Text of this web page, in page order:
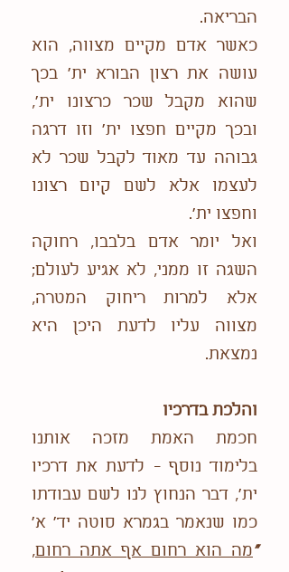
הבריאה.
כאשר אדם מקיים מצווה, הוא
עושה את רצון הבורא ית' בכך
שהוא מקבל שכר כרצונו ית',
ובכך מקיים חפצו ית' וזו דרגה
גבוהה עד מאוד לקבל שכר לא
לעצמו אלא לשם קיום רצונו
וחפצו ית'.
ואל יומר אדם בלבבו, רחוקה
השגה זו ממני, לא אגיע לעולם;
אלא למרות ריחוק המטרה,
מצווה עליו לדעת היכן היא
נמצאת.
והלכת בדרכיו
חכמת האמת מזכה אותנו
בלימוד נוסף - לדעת את דרכיו
ית', דבר הנחוץ לנו לשם עבודתו
כמו שנאמר בגמרא סוטה יד' א'
"מה הוא רחום אף אתה רחום,